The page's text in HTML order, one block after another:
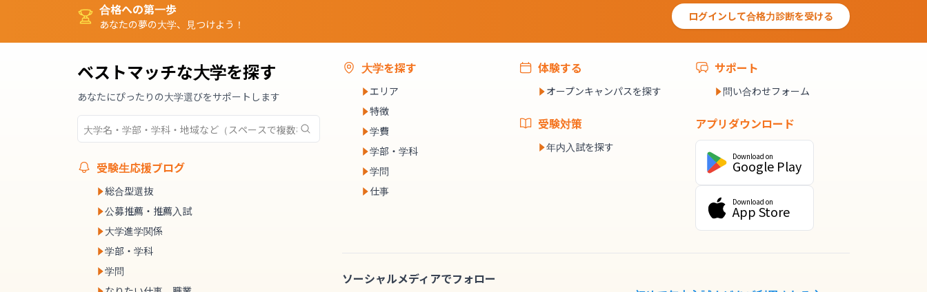
合格への第一歩
あなたの夢の大学、見つけよう！
ログインして合格力診断を受ける
ベストマッチな大学を探す
あなたにぴったりの大学選びをサポートします
受験生応援ブログ
総合型選抜
公募推薦・推薦入試
大学進学関係
学部・学科
学問
大学を探す
エリア
特徴
学費
学部・学科
学問
仕事
体験する
オープンキャンパスを探す
受験対策
年内入試を探す
サポート
問い合わせフォーム
アプリダウンロード
Download on
Google Play
Download on
App Store
ソーシャルメディアでフォロー